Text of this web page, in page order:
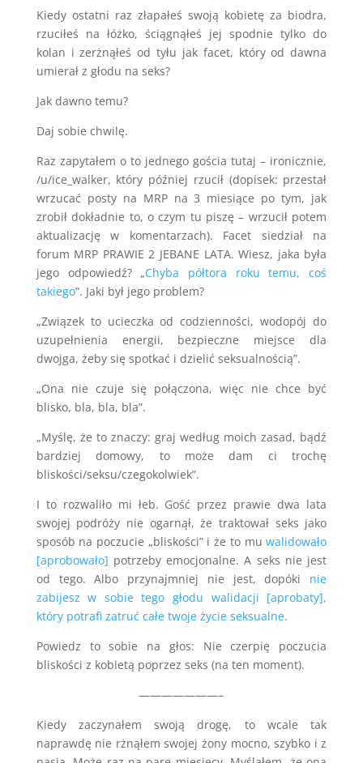
Kiedy ostatni raz złapałeś swoją kobietę za biodra,
rzuciłeś na łóżko, ściągnąłeś jej spodnie tylko do
kolan i zerżnąłeś od tyłu jak facet, który od dawna
umierał z głodu na seks?
Jak dawno temu?
Daj sobie chwilę.
Raz zapytałem o to jednego gościa tutaj – ironicznie,
/u/ice_walker, który później rzucił (dopisek: przestał
wrzucać posty na MRP na 3 miesiące po tym, jak
zrobił dokładnie to, o czym tu piszę – wrzucił potem
aktualizację w komentarzach). Facet siedział na
forum MRP PRAWIE 2 JEBANE LATA. Wiesz, jaka była
jego odpowiedź? „Chyba półtora roku temu, coś
takiego”. Jaki był jego problem?
„Związek to ucieczka od codzienności, wodopój do
uzupełnienia energii, bezpieczne miejsce dla
dwojga, żeby się spotkać i dzielić seksualnością”.
„Ona nie czuje się połączona, więc nie chce być
blisko, bla, bla, bla”.
„Myślę, że to znaczy: graj według moich zasad, bądź
bardziej domowy, to może dam ci trochę
bliskości/seksu/czegokolwiek”.
I to rozwaliło mi łeb. Gość przez prawie dwa lata
swojej podróży nie ogarnął, że traktował seks jako
sposób na poczucie „bliskości” i że to muwalidowało
[aprobowało] potrzeby emocjonalne. A seks nie jest
od tego. Albo przynajmniej nie jest, dopóki nie
zabijesz w sobie tego głodu walidacji [aprobaty],
który potrafi zatruć całe twoje życie seksualne.
Powiedz to sobie na głos: Nie czerpię poczucia
bliskości z kobietą poprzez seks (na ten moment).
———————–
Kiedy zaczynałem swoją drogę, to wcale tak
naprawdę nie rżnąłem swojej żony mocno, szybko i z